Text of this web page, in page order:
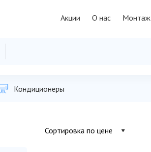
Акции О нас Монтаж
Кондиционеры